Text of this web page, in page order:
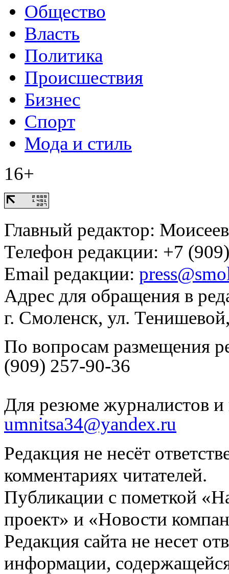
Общество
Власть
Политика
Происшествия
Бизнес
Спорт
Мода и стиль
16+
Главный редактор:
Телефон редакции: +7
Email редакции:
Адрес для обращения в
г. Смоленск, ул.
По вопросам размещения
(909) 257-90-36
Для резюме журналистов и
umnitsa34@yandex.ru
Редакция не несёт
комментариях читателей.
Публикации с пометкой
проект» и «Новости
Редакция сайта не несет
информации,